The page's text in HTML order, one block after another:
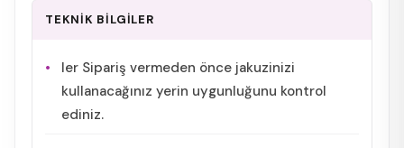
TEKNİK BİLGİLER
ler Sipariş vermeden önce jakuzinizi
kullanacağınız yerin uygunluğunu kontrol
ediniz.